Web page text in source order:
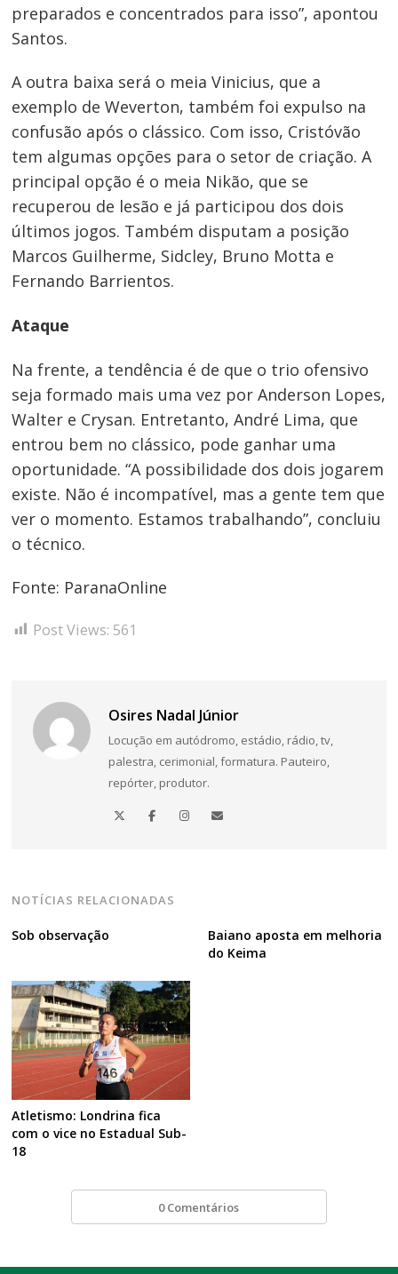
preparados e concentrados para isso”, apontou
Santos.
A outra baixa será o meia Vinicius, que a
exemplo de Weverton, também foi expulso na
confusão após o clássico. Com isso, Cristóvão
tem algumas opções para o setor de criação. A
principal opção é o meia Nikão, que se
recuperou de lesão e já participou dos dois
últimos jogos. Também disputam a posição
Marcos Guilherme, Sidcley, Bruno Motta e
Fernando Barrientos.
Ataque
Na frente, a tendência é de que o trio ofensivo
seja formado mais uma vez por Anderson Lopes,
Walter e Crysan. Entretanto, André Lima, que
entrou bem no clássico, pode ganhar uma
oportunidade. “A possibilidade dos dois jogarem
existe. Não é incompatível, mas a gente tem que
ver o momento. Estamos trabalhando”, concluiu
o técnico.
Fonte: ParanaOnline
Post Views: 561
Osires Nadal Júnior
Locução em autódromo, estádio, rádio, tv,
palestra, cerimonial, formatura. Pauteiro,
repórter, produtor.
NOTÍCIAS RELACIONADAS
Sob observação
Baiano aposta em melhoria
do Keima
Atletismo: Londrina fica
com o vice no Estadual Sub-
18
0 Comentários